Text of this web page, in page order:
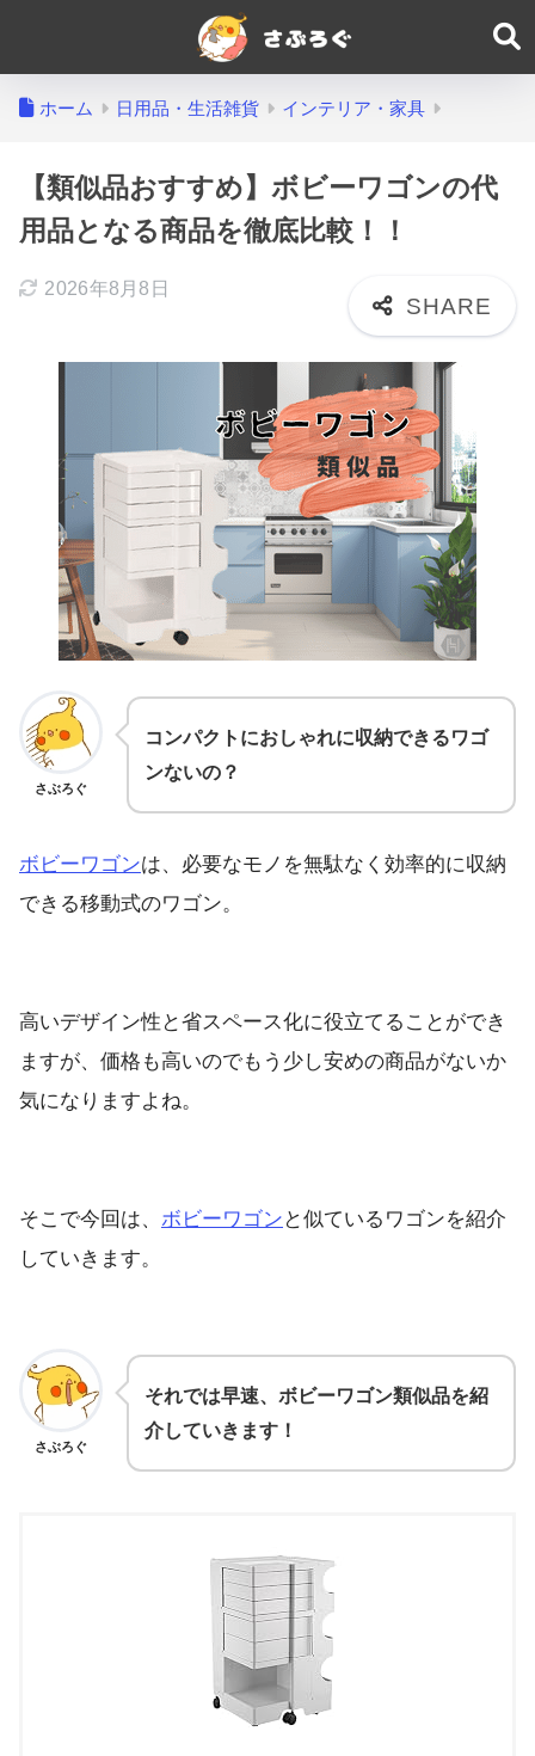
ホーム 日用品・生活雑貨 インテリア・家具
【類似品おすすめ】ボビーワゴンの代
用品となる商品を徹底比較！！
2026年8月8日
さぶろぐ
コンパクトにおしゃれに収納できるワゴ
ンないの？
ボビーワゴンは、必要なモノを無駄なく効率的に収納
できる移動式のワゴン。
高いデザイン性と省スペース化に役立てることができ
ますが、価格も高いのでもう少し安めの商品がないか
気になりますよね。
そこで今回は、 ボビーワゴン と似ているワゴンを紹介
していきます。
さぶろぐ
それでは早速、ボビーワゴン類似品を紹
介していきます！